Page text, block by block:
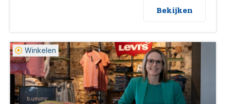
Bekijken
Winkelen